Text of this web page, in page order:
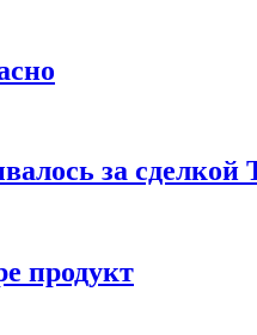
за сделкой
продукт